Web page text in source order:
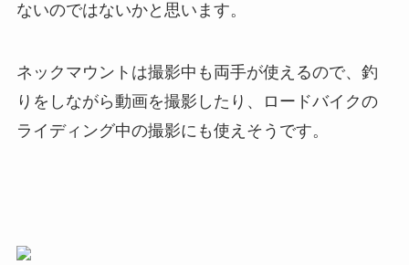
ないのではないかと思います。
ネックマウントは撮影中も両手が使えるので、釣
りをしながら動画を撮影したり、ロードバイクの
ライディング中の撮影にも使えそうです。